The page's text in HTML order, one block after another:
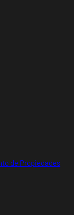
de Propiedades